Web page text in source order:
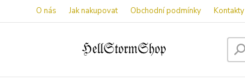
O nás Jak nakupovat Obchodní podmínky Kontakty